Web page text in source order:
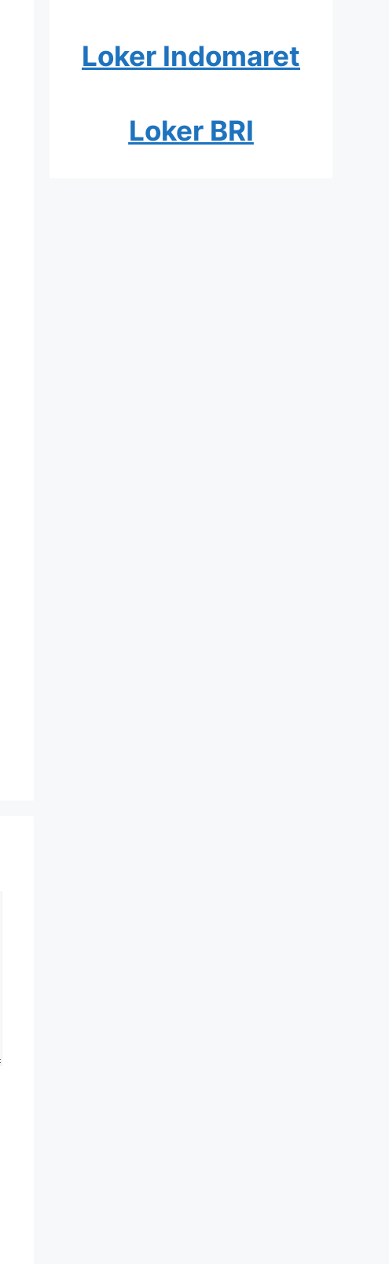
Loker Indomaret
Loker BRI